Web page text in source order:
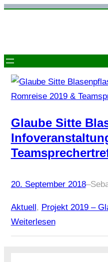
Zum
Glaube Sitte
20. September 2018–
Aktuell, Projekt 2019 –
Weiterlesen